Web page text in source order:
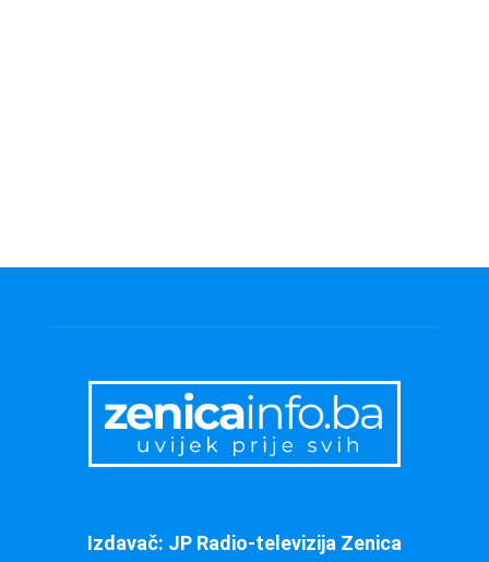
Izdavač: JP Radio-televizija Zenica